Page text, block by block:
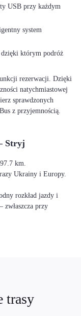
USB przy każdym
system
dzięki którym podróż
rezerwacji. Dzięki
natychmiastowej
sprawdzonych
z przyjemnością.
Stryj
km.
Ukrainy i Europy.
rozkład jazdy i
przy
trasy